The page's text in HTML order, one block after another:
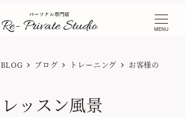
MENU
ブログ トレーニング
お客様の
ッスン風景